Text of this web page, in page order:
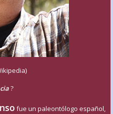
?
fue un paleontólogo español,